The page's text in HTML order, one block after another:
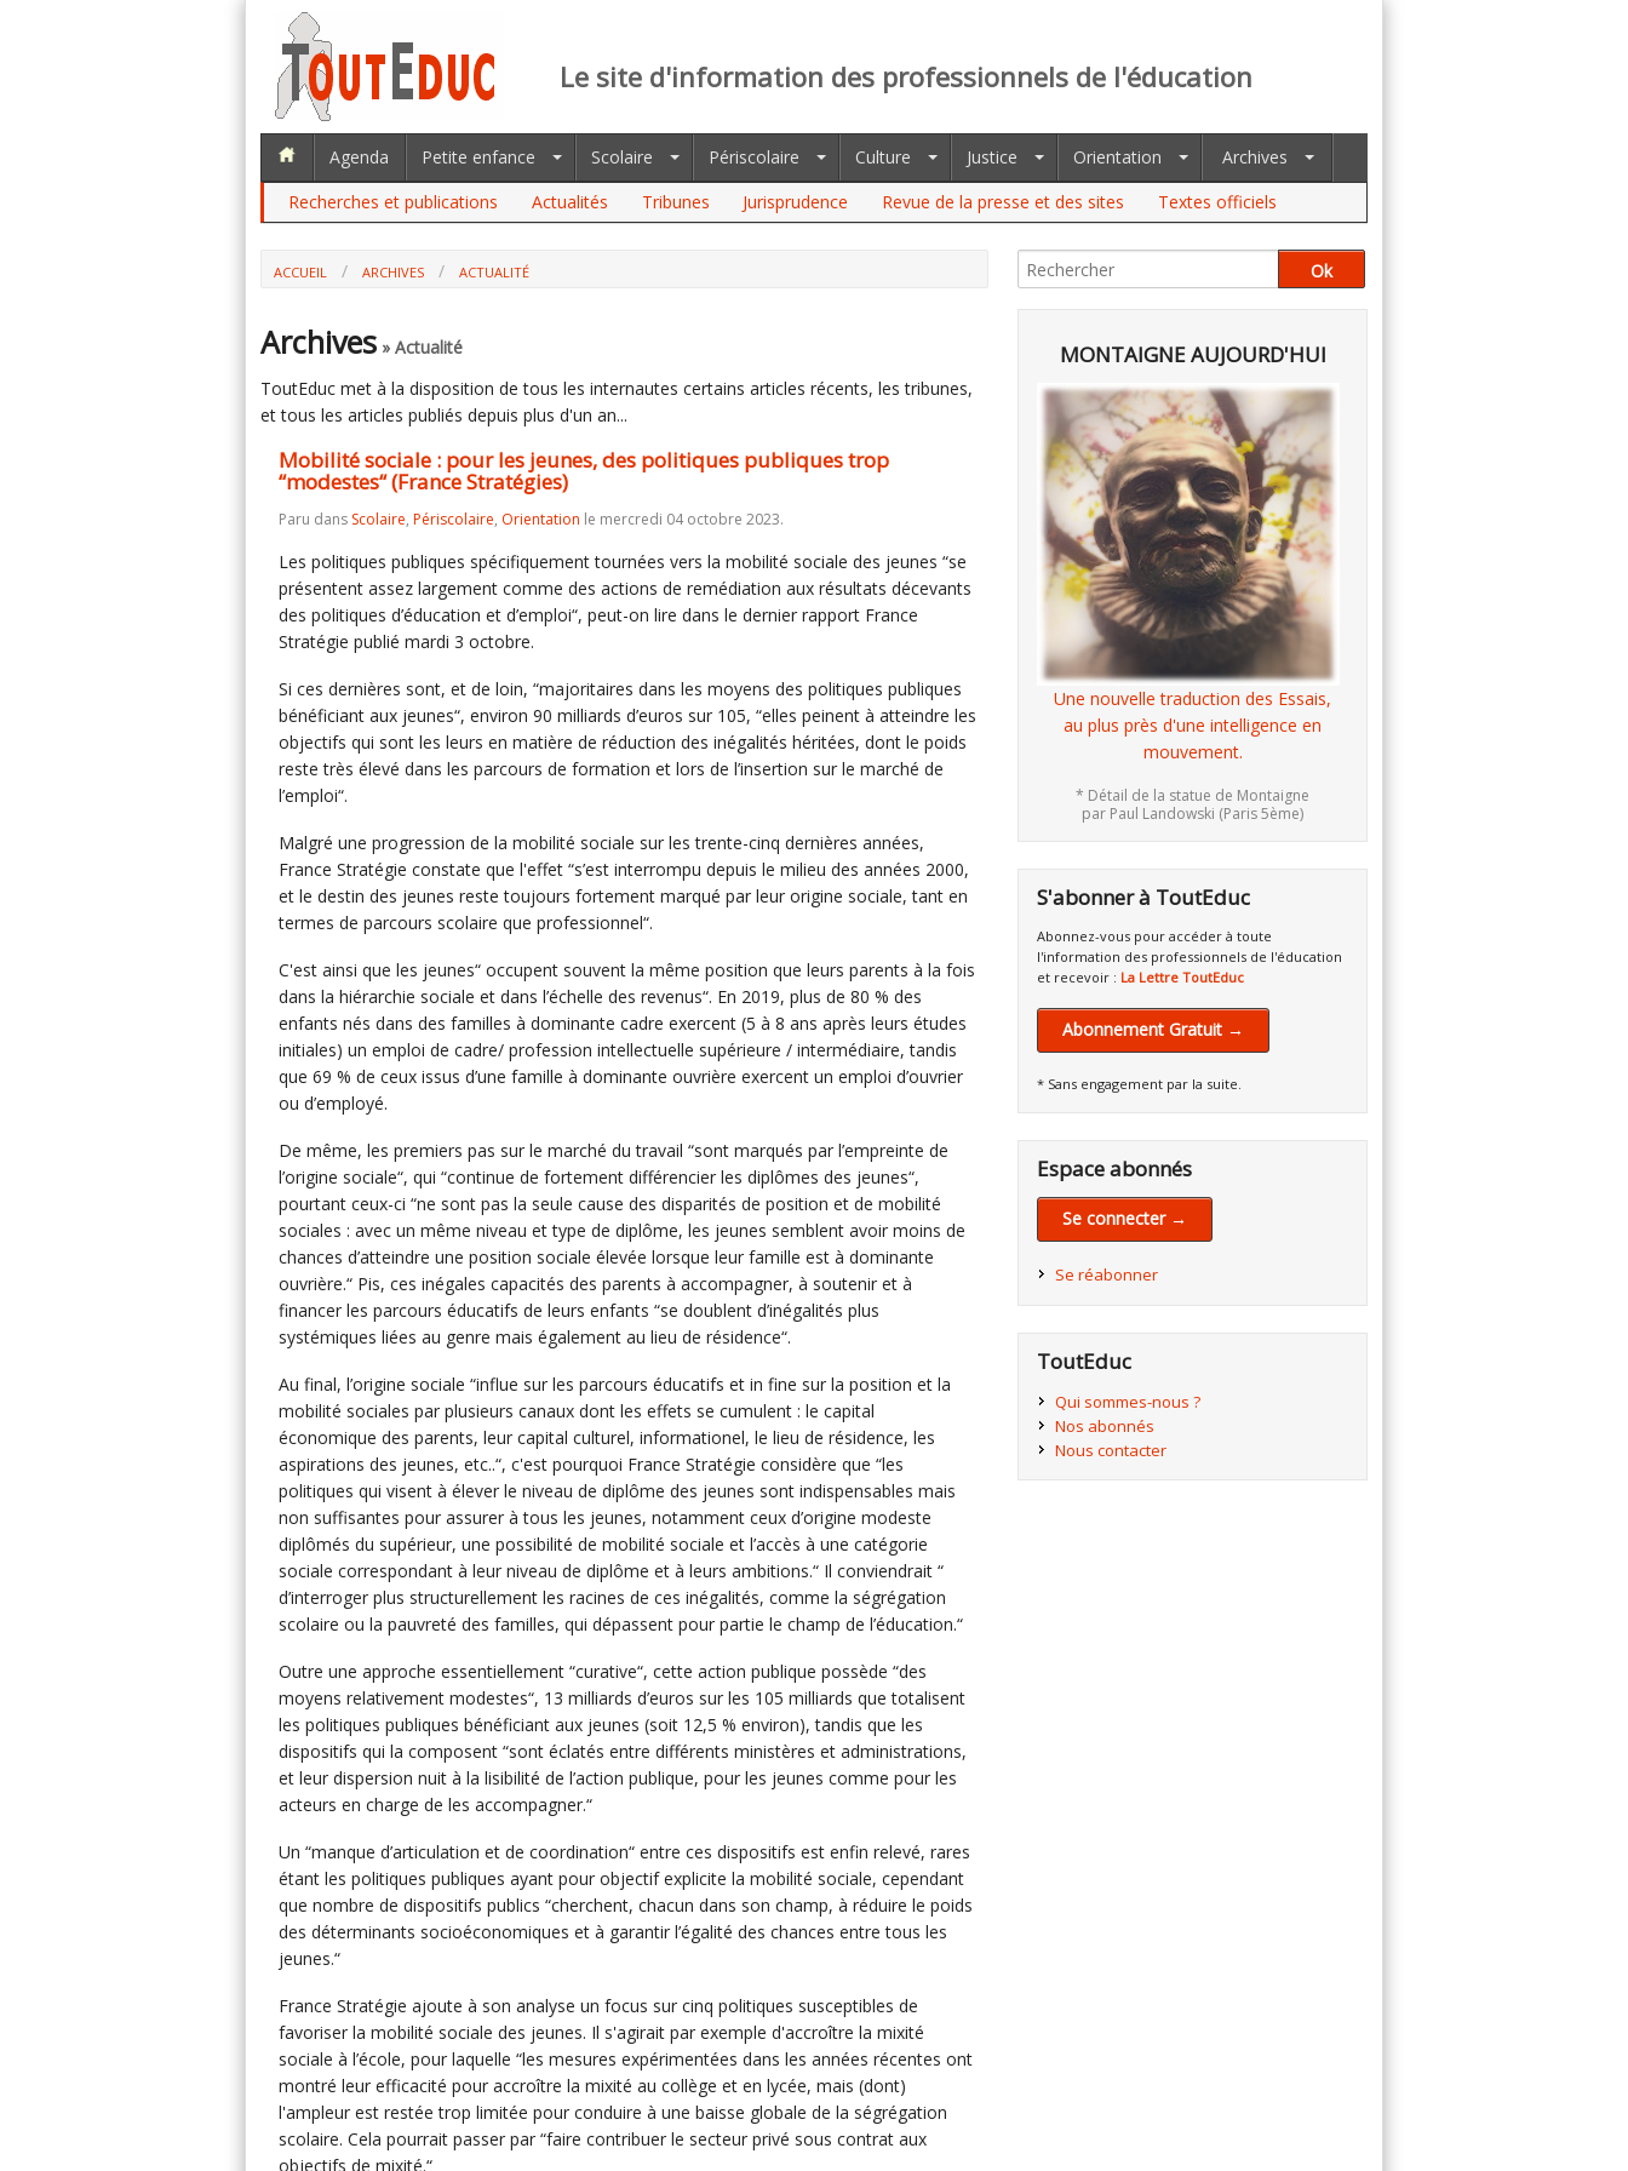
Le site d'information des professionnels de l'éducation
Agenda Petite enfance Scolaire Périscolaire Culture Justice Orientation
Archives
Recherches et publications
Actualités Tribunes Jurisprudence Revue de la presse et des sites Textes officiels
ACCUEIL ARCHIVES
ACTUALITÉ
STRATÉGIES)
Archives » Actualité
ToutEduc met à la disposition de tous les internautes certains articles récents, les tribunes,
et tous les articles publiés depuis plus d'un an...
Mobilité sociale : pour les jeunes, des politiques publiques trop
“modestes“ (France Stratégies)
Paru dans Scolaire, Périscolaire, Orientation le mercredi 04 octobre 2023.
Les politiques publiques spécifiquement tournées vers la mobilité sociale des jeunes “se
présentent assez largement comme des actions de remédiation aux résultats décevants
des politiques d’éducation et d’emploi“, peut-on lire dans le dernier rapport France
Stratégie publié mardi 3 octobre.
Si ces dernières sont, et de loin, “majoritaires dans les moyens des politiques publiques
bénéficiant aux jeunes“, environ 90 milliards d’euros sur 105, “elles peinent à atteindre les
objectifs qui sont les leurs en matière de réduction des inégalités héritées, dont le poids
reste très élevé dans les parcours de formation et lors de l’insertion sur le marché de
l’emploi“.
Malgré une progression de la mobilité sociale sur les trente-cinq dernières années,
France Stratégie constate que l'effet “s’est interrompu depuis le milieu des années 2000,
et le destin des jeunes reste toujours fortement marqué par leur origine sociale, tant en
termes de parcours scolaire que professionnel“.
C'est ainsi que les jeunes“ occupent souvent la même position que leurs parents à la fois
dans la hiérarchie sociale et dans l’échelle des revenus“. En 2019, plus de 80 % des
enfants nés dans des familles à dominante cadre exercent (5 à 8 ans après leurs études
initiales) un emploi de cadre/ profession intellectuelle supérieure / intermédiaire, tandis
que 69 % de ceux issus d’une famille à dominante ouvrière exercent un emploi d’ouvrier
ou d’employé.
De même, les premiers pas sur le marché du travail “sont marqués par l’empreinte de
l’origine sociale“, qui “continue de fortement différencier les diplômes des jeunes“,
pourtant ceux-ci “ne sont pas la seule cause des disparités de position et de mobilité
sociales : avec un même niveau et type de diplôme, les jeunes semblent avoir moins de
chances d’atteindre une position sociale élevée lorsque leur famille est à dominante
ouvrière.“ Pis, ces inégales capacités des parents à accompagner, à soutenir et à
financer les parcours éducatifs de leurs enfants “se doublent d’inégalités plus
systémiques liées au genre mais également au lieu de résidence“.
Au final, l’origine sociale “influe sur les parcours éducatifs et in fine sur la position et la
mobilité sociales par plusieurs canaux dont les effets se cumulent : le capital
économique des parents, leur capital culturel, informationel, le lieu de résidence, les
aspirations des jeunes, etc..“, c'est pourquoi France Stratégie considère que “les
politiques qui visent à élever le niveau de diplôme des jeunes sont indispensables mais
non suffisantes pour assurer à tous les jeunes, notamment ceux d’origine modeste
diplômés du supérieur, une possibilité de mobilité sociale et l’accès à une catégorie
sociale correspondant à leur niveau de diplôme et à leurs ambitions.“ Il conviendrait “
d’interroger plus structurellement les racines de ces inégalités, comme la ségrégation
scolaire ou la pauvreté des familles, qui dépassent pour partie le champ de l’éducation.“
Outre une approche essentiellement “curative“, cette action publique possède “des
moyens relativement modestes“, 13 milliards d’euros sur les 105 milliards que totalisent
les politiques publiques bénéficiant aux jeunes (soit 12,5 % environ), tandis que les
dispositifs qui la composent “sont éclatés entre différents ministères et administrations,
et leur dispersion nuit à la lisibilité de l’action publique, pour les jeunes comme pour les
acteurs en charge de les accompagner.“
Un “manque d’articulation et de coordination“ entre ces dispositifs est enfin relevé, rares
étant les politiques publiques ayant pour objectif explicite la mobilité sociale, cependant
que nombre de dispositifs publics “cherchent, chacun dans son champ, à réduire le poids
des déterminants socioéconomiques et à garantir l’égalité des chances entre tous les
jeunes.“
France Stratégie ajoute à son analyse un focus sur cinq politiques susceptibles de
favoriser la mobilité sociale des jeunes. Il s'agirait par exemple d'accroître la mixité
sociale à l’école, pour laquelle “les mesures expérimentées dans les années récentes ont
montré leur efficacité pour accroître la mixité au collège et en lycée, mais (dont)
l'ampleur est restée trop limitée pour conduire à une baisse globale de la ségrégation
scolaire. Cela pourrait passer par “faire contribuer le secteur privé sous contrat aux
objectifs de mixité.“
MONTAIGNE AUJOURD'HUI
Une nouvelle traduction des Essais,
au plus près d'une intelligence en
mouvement.
* Détail de la statue de Montaigne
par Paul Landowski (Paris 5ème)
S'abonner à ToutEduc
Abonnez-vous pour accéder à toute
l'information des professionnels de l'éducation
et recevoir : La Lettre ToutEduc
Abonnement Gratuit →
* Sans engagement par la suite.
Espace abonnés
Se connecter →
Se réabonner
ToutEduc
Qui sommes-nous ?
Nos abonnés
Nous contacter